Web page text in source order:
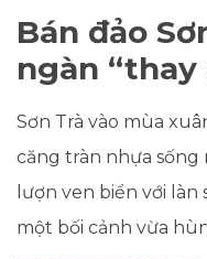
Bán đảo
ngàn “thay
Sơn Trà vào mùa
căng tràn nhựa
lượn ven biển với
một bối cảnh vừa